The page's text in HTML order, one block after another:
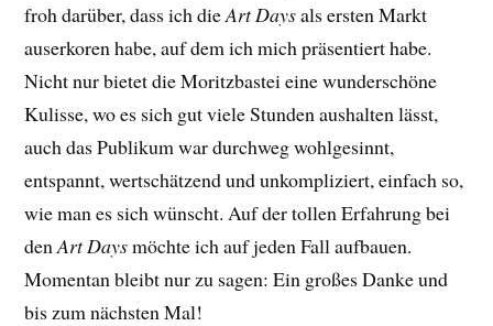
froh darüber, dass ich dieArt Daysals ersten Markt
auserkoren habe, auf dem ich mich präsentiert habe.
Nicht nur bietet die Moritzbastei eine wunderschöne
Kulisse, wo es sich gut viele Stunden aushalten lässt,
auch das Publikum war durchweg wohlgesinnt,
entspannt, wertschätzend und unkompliziert, einfach so,
wie man es sich wünscht. Auf der tollen Erfahrung bei
denArt Daysmöchte ich auf jeden Fall aufbauen.
Momentan bleibt nur zu sagen: Ein großes Danke und
bis zum nächsten Mal!